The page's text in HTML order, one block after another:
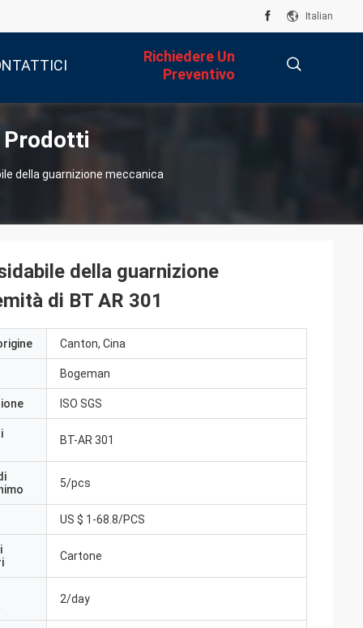
Italian
Richiedere Un
Preventivo
Prodotti
della guarnizione meccanica
della guarnizione
di BT AR 301
Canton, Cina
Bogeman
ISO SGS
BT-AR 301
5/pcs
US $ 1-68.8/PCS
Cartone
2/day